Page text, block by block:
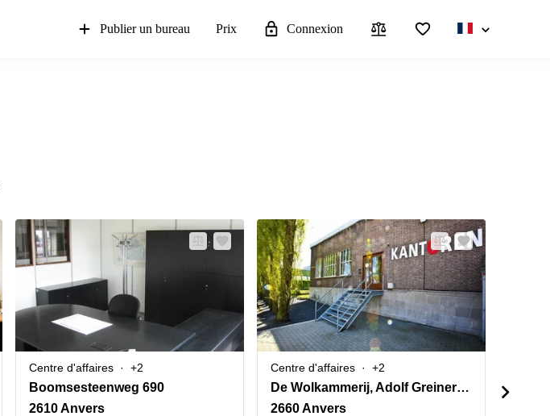
Publier un bureau Prix Connexion
Centre d'affaires +2
Boomsesteenweg 690
2610 Anvers
Centre d'affaires +2
De Wolkammerij, Adolf Greinerstraat 12, Hoboken Antwerpen
2660 Anvers